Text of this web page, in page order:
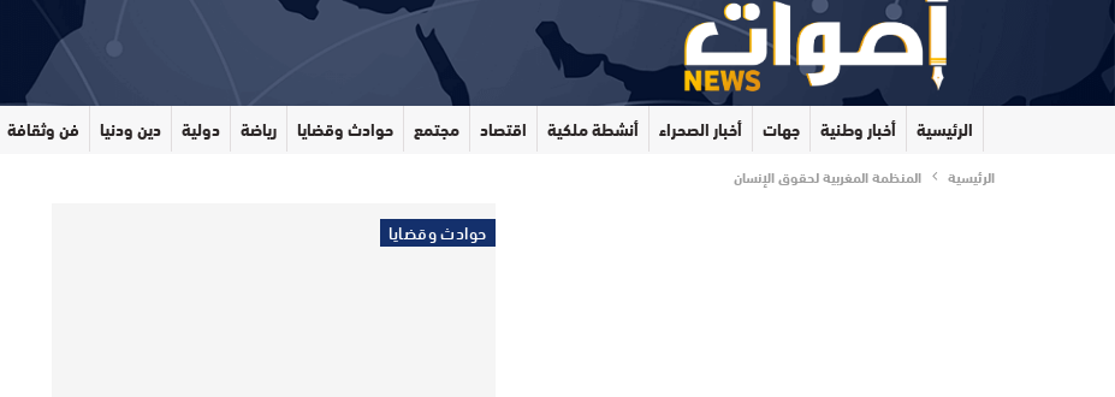
الرئيسية أخبار وطنية جهات أخبار الصحراء أنشطة ملكية اقتصاد مجتمع حوادث وقضايا رياضة دولية دين ودنيا فن وثقافة
الرئيسية المنظمة المغربية لحقوق الإنسان
حوادث وقضايا